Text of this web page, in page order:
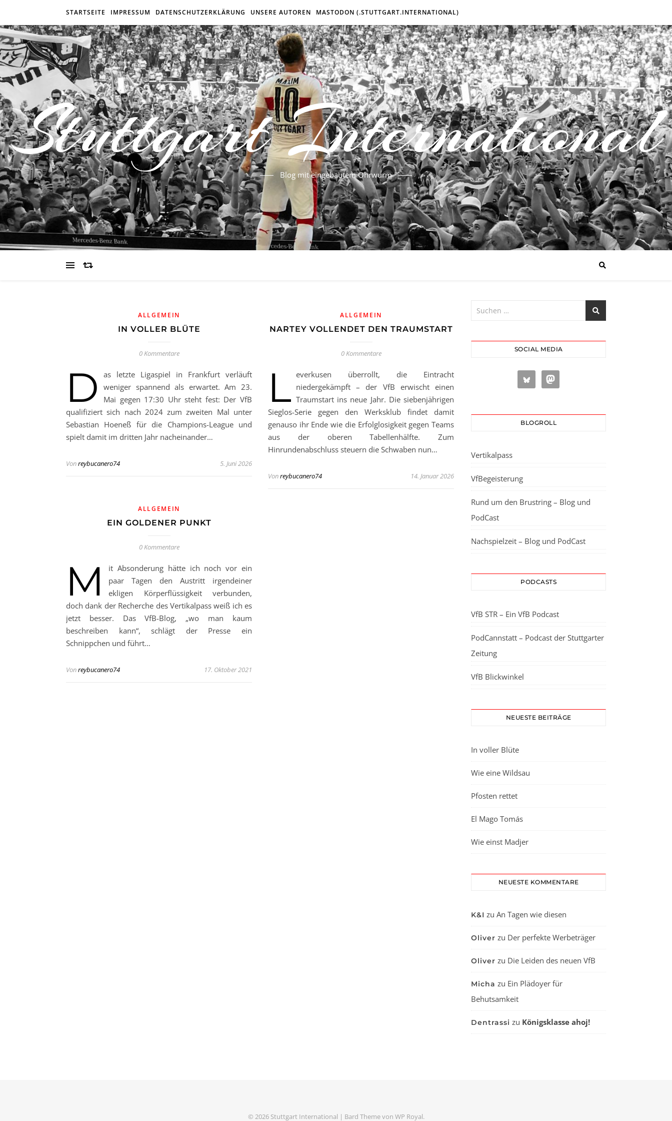
STARTSEITE IMPRESSUM DATENSCHUTZERKLÄRUNG UNSERE AUTOREN MASTODON (.STUTTGART.INTERNATIONAL)
Stuttgart International
Blog mit eingebautem Ohrwurm
ALLGEMEIN
IN VOLLER BLÜTE
0 Kommentare
D
as letzte Ligaspiel in Frankfurt verläuft
weniger spannend als erwartet. Am 23.
Mai gegen 17:30 Uhr steht fest: Der VfB
qualifiziert sich nach 2024 zum zweiten Mal unter
Sebastian Hoeneß für die Champions-League und
spielt damit im dritten Jahr nacheinander…
Vonreybucanero74 5. Juni 2026
ALLGEMEIN
NARTEY VOLLENDET DEN TRAUMSTART
0 Kommentare
L everkusen überrollt, die Eintracht
niedergekämpft – der VfB erwischt einen
Traumstart ins neue Jahr. Die siebenjährigen
Sieglos-Serie gegen den Werksklub findet damit
genauso ihr Ende wie die Erfolglosigkeit gegen Teams
aus der oberen Tabellenhälfte. Zum
Hinrundenabschluss steuern die Schwaben nun…
Vonreybucanero74 14. Januar 2026
ALLGEMEIN
EIN GOLDENER PUNKT
0 Kommentare
M
it Absonderung hätte ich noch vor ein
paar Tagen den Austritt irgendeiner
ekligen Körperflüssigkeit verbunden,
doch dank der Recherche des Vertikalpass weiß ich es
jetzt besser. Das VfB-Blog, „wo man kaum
beschreiben kann“, schlägt der Presse ein
Schnippchen und führt…
Vonreybucanero74 17. Oktober 2021
SOCIAL MEDIA
BLOGROLL
Vertikalpass
VfBegeisterung
Rund um den Brustring – Blog und
PodCast
Nachspielzeit – Blog und PodCast
PODCASTS
VfB STR – Ein VfB Podcast
PodCannstatt – Podcast der Stuttgarter
Zeitung
VfB Blickwinkel
NEUESTE BEITRÄGE
In voller Blüte
Wie eine Wildsau
Pfosten rettet
El Mago Tomás
Wie einst Madjer
NEUESTE KOMMENTARE
K&I zu An Tagen wie diesen
Oliver zu Der perfekte Werbeträger
Oliver zu Die Leiden des neuen VfB
Micha zu Ein Plädoyer für
Behutsamkeit
Dentrassi zu Königsklasse ahoj!
© 2026 Stuttgart International | Bard Theme von WP Royal.